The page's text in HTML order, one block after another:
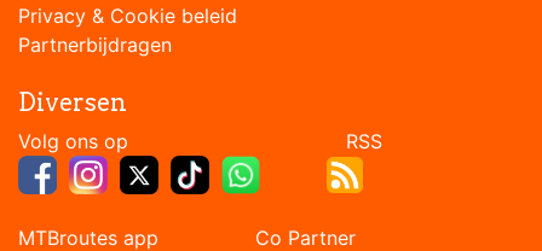
Privacy & Cookie beleid
Partnerbijdragen
Diversen
Volg ons op RSS
MTBroutes app Co Partner